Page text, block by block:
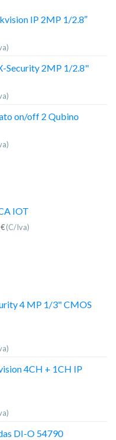
IP 2MP 1/2.8″
Security 2MP 1/2.8"
on/off 2 Qubino
IOT
€(C/Iva)
4 MP 1/3" CMOS
4CH + 1CH IP
DI-O 54790